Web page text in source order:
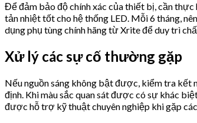
Để đảm bảo độ chính xác của thiết bị, cần thực
tản nhiệt tốt cho hệ thống LED. Mỗi 6 tháng,
dụng phụ tùng chính hãng từ Xrite để duy trì
Xử lý các sự cố thường gặp
Nếu nguồn sáng không bật được, kiểm tra kết
định. Khi màu sắc quan sát được có sự khác
được hỗ trợ kỹ thuật chuyên nghiệp khi gặp